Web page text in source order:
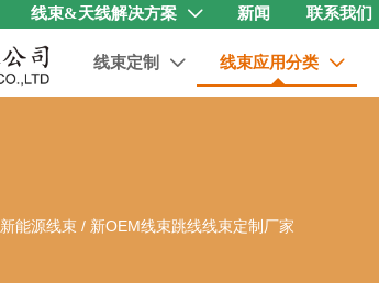
线束&天线解决方案  新闻 联系我们
线束定制  线束应用分类 
新能源线束 / 新OEM线束跳线线束定制厂家